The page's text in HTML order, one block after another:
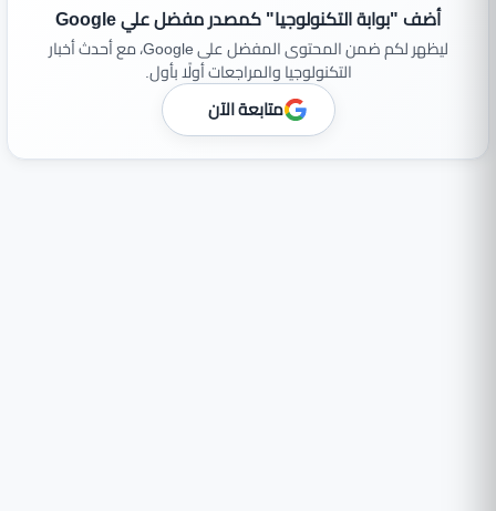
أضف "بوابة التكنولوجيا" كمصدر مفضل علي Google
ليظهر لكم ضمن المحتوى المفضل على Google، مع أحدث أخبار
التكنولوجيا والمراجعات أولًا بأول.
متابعة الآن